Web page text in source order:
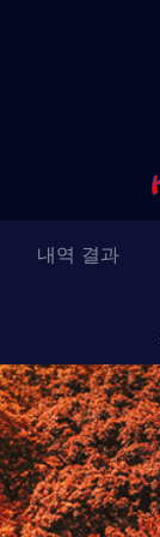
내역 결과